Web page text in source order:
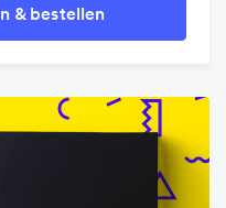
& bestellen